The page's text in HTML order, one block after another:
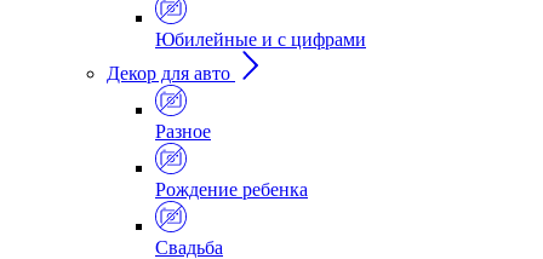
Юбилейные и с цифрами
Декор для авто
Разное
Рождение ребенка
Свадьба